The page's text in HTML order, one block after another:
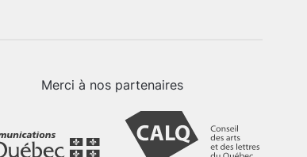
Merci à nos partenaires